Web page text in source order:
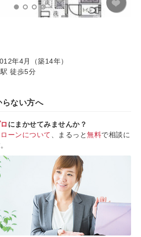
年4月（築14年）
徒歩5分
らない方へ
にまかせてみませんか？
ローンについて 、まるっと無料で相談に